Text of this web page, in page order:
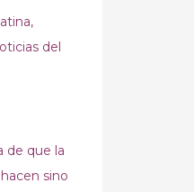
del
de que la
sino